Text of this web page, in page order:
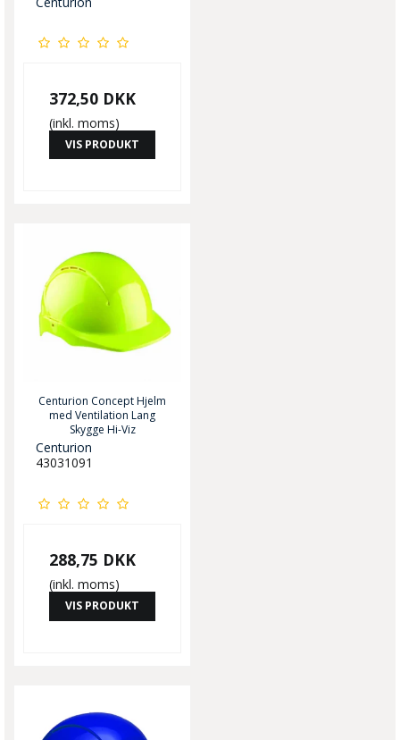
372,50 DKK
(inkl. moms)
VIS PRODUKT
Centurion Concept Hjelm
med Ventilation Lang
Skygge Hi-Viz
Centurion
43031091
288,75 DKK
(inkl. moms)
VIS PRODUKT